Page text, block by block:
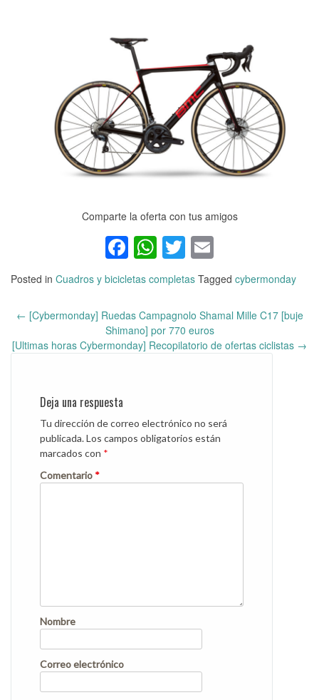
Comparte la oferta con tus amigos
Facebook
WhatsApp
Twitter
Posted in Cuadros y bicicletas completas Tagged cybermonday
navigation
← [Cybermonday] Ruedas Campagnolo Shamal Mille C17 [buje
Shimano] por 770 euros
[Ultimas horas Cybermonday] Recopilatorio de ofertas ciclistas →
Deja una respuesta
Tu dirección de correo electrónico no será
publicada.Los campos obligatorios están
marcados con *
Comentario *
Nombre
Correo electrónico